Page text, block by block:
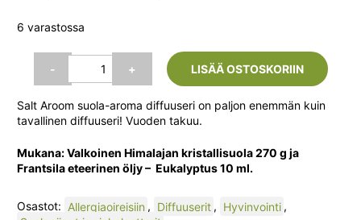
oli:
95,30 €.
on:
75,99
6 varastossa
-
aroma
Diffuuseri
White
wood).
Valkoinen
Himalajan
+ LISÄÄ OSTOSKORIIN
Salt Aroom suola-aroma diffuuseri on paljon enemmän kuin
tavallinen diffuuseri! Vuoden takuu.
Mukana: Valkoinen Himalajan kristallisuola 270 g ja
Frantsila eteerinen öljy – Eukalyptus 10 ml.
Osastot: Allergiaoireisiin , Diffuuserit , Hyvinvointi ,